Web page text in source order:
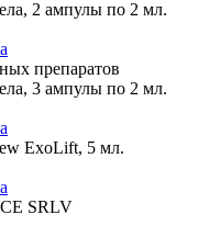
2 ампулы по 2 мл.
препаратов
3 ампулы по 2 мл.
ExoLift, 5 мл.
SRLV